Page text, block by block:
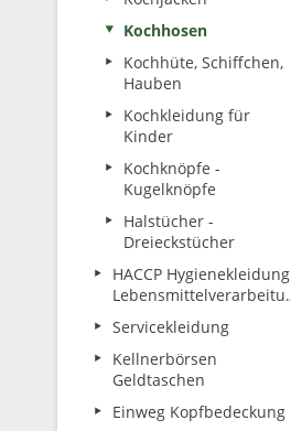
Kochhosen
Kochhüte, Schiffchen,
Hauben
Kochkleidung für
Kinder
Kochknöpfe -
Kugelknöpfe
Halstücher -
Dreieckstücher
HACCP Hygienekleidung
Lebensmittelverarbeitung
Servicekleidung
Kellnerbörsen
Geldtaschen
Einweg Kopfbedeckung